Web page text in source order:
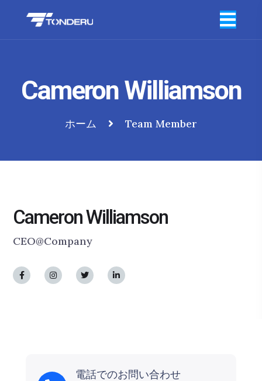
Cameron Williamson
ホーム Team Member
Cameron Williamson
CEO@Company
電話でのお問い合わせ